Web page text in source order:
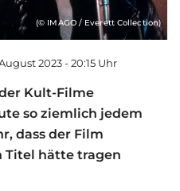
(© IMAGO / Everett Collection)
2023 - 20:15 Uhr
Kult-Filme
so ziemlich jedem
dass der Film
Titel hätte tragen